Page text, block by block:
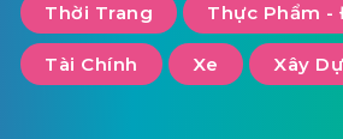
Thời Trang Thực Phẩm -
Tài Chính Xe Xây